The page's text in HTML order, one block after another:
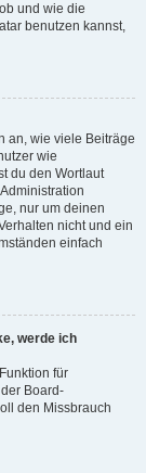
und wie die
benutzen kannst,
an, wie viele Beiträge
wie
du den Wortlaut
nur um deinen
nicht und ein
einfach
werde ich
für
Board-
den Missbrauch